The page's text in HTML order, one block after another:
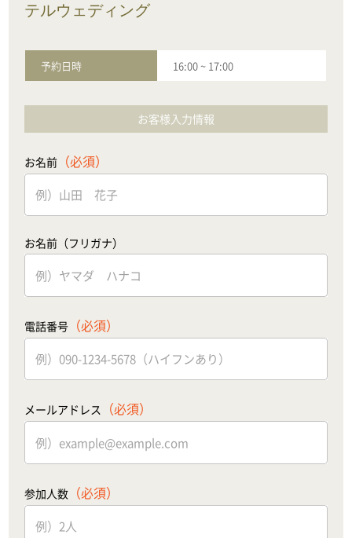
テルウェディング
予約日時 16:00~ 17:00
お客様入力情報
お名前 （必須）
お名前（フリガナ）
電話番号 （必須）
メールアドレス （必須）
参加人数 （必須）